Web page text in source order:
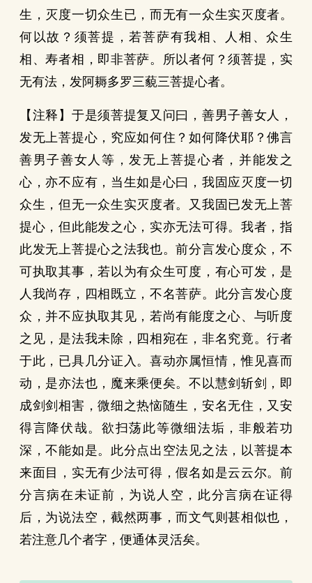
生，灭度一切众生已，而无有一众生实灭度者。
何以故？须菩提，若菩萨有我相、人相、众生
相、寿者相，即非菩萨。所以者何？须菩提，实
无有法，发阿耨多罗三藐三菩提心者。
【注释】于是须菩提复又问曰，善男子善女人，
发无上菩提心，究应如何住？如何降伏耶？佛言
善男子善女人等，发无上菩提心者，并能发之
心，亦不应有，当生如是心曰，我固应灭度一切
众生，但无一众生实灭度者。又我固已发无上菩
提心，但此能发之心，实亦无法可得。我者，指
此发无上菩提心之法我也。前分言发心度众，不
可执取其事，若以为有众生可度，有心可发，是
人我尚存，四相既立，不名菩萨。此分言发心度
众，并不应执取其见，若尚有能度之心、与听度
之见，是法我未除，四相宛在，非名究竟。行者
于此，已具几分证入。喜动亦属恒情，惟见喜而
动，是亦法也，魔来乘便矣。不以慧剑斩剑，即
成剑剑相害，微细之热恼随生，安名无住，又安
得言降伏哉。欲扫荡此等微细法垢，非般若功
深，不能如是。此分点出空法见之法，以菩提本
来面目，实无有少法可得，假名如是云云尔。前
分言病在未证前，为说人空，此分言病在证得
后，为说法空，截然两事，而文气则甚相似也，
若注意几个者字，便通体灵活矣。